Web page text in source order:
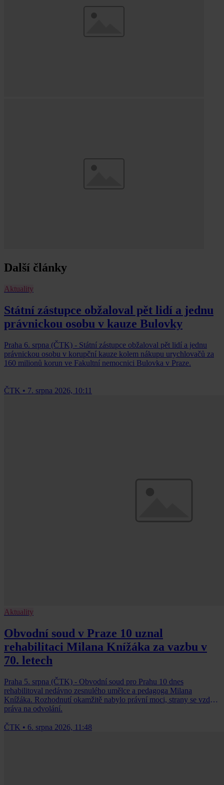
Další články
Aktuality
Státní zástupce obžaloval pět lidí a jednu
právnickou osobu v kauze Bulovky
Praha 6. srpna (ČTK) - Státní zástupce obžaloval pět lidí a jednu
právnickou osobu v korupční kauze kolem nákupu urychlovačů za
160 milionů korun ve Fakultní nemocnici Bulovka v Praze.
ČTK • 7. srpna 2026, 10:11
Aktuality
Obvodní soud v Praze 10 uznal
rehabilitaci Milana Knížáka za vazbu v
70. letech
Praha 5. srpna (ČTK) - Obvodní soud pro Prahu 10 dnes
rehabilitoval nedávno zesnulého umělce a pedagoga Milana
Knížáka. Rozhodnutí okamžitě nabylo právní moci, strany se vzdaly
práva na odvolání.
ČTK • 6. srpna 2026, 11:48